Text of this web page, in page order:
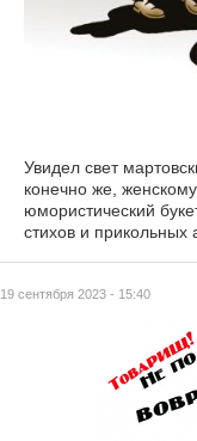
19 сентября 2023 - 15:40
Увидел свет
конечно же, женскому празднику.
юмористический
стихов и прикольных